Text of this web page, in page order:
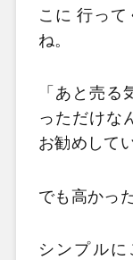
こに 行って
ね。
「あと売
っただけな
お勧めして
でも高かっ
シンプル